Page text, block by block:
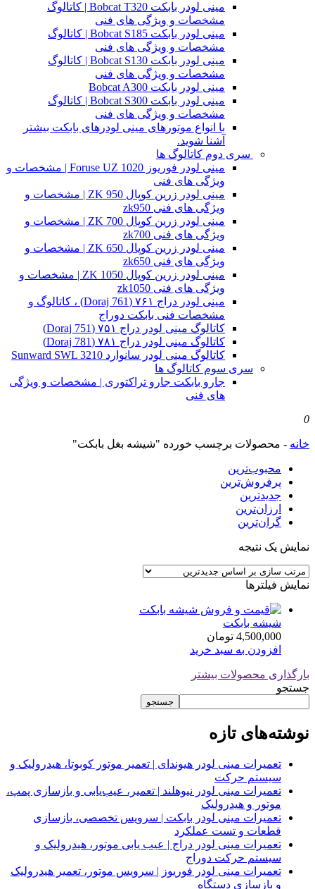
مینی لودر بابکت Bobcat T320 | کاتالوگ
مشخصات و ویژگی های فنی
مینی لودر بابکت Bobcat S185 | کاتالوگ
مشخصات و ویژگی های فنی
مینی لودر بابکت Bobcat S130 | کاتالوگ
مشخصات و ویژگی های فنی
مینی لودر بابکت Bobcat A300
مینی لودر بابکت Bobcat S300 | کاتالوگ
مشخصات و ویژگی های فنی
با انواع موتورهای مینی لودرهای بابکت بیشتر
آشنا شوید.
سری دوم کاتالوگ ها
مینی لودر فوریوز Foruse UZ 1020 | مشخصات و
ویژگی های فنی
مینی لودر زرین کوپال ZK 950 | مشخصات و
ویژگی های فنی zk950
مینی لودر زرین کوپال ZK 700 | مشخصات و
ویژگی های فنی zk700
مینی لودر زرین کوپال ZK 650 | مشخصات و
ویژگی های فنی zk650
مینی لودر زرین کوپال ZK 1050 | مشخصات و
ویژگی های فنی zk1050
مینی لودر دراج ۷۶۱ (Doraj 761) ، کاتالوگ و
مشخصات فنی بابکت دوراج
کاتالوگ مینی لودر دراج ۷۵۱ (Doraj 751)
کاتالوگ مینی لودر دراج ۷۸۱ (Doraj 781)
کاتالوگ مینی لودر سانوارد Sunward SWL 3210
سری سوم کاتالوگ ها
جارو بابکت جارو تراکتوری | مشخصات و ویژگی
های فنی
0
خانه - محصولات برچسب خورده "شیشه بغل بابکت"
محبوب‌ترین
پرفروش‌ترین
جدیدترین
ارزان‌ترین
گران‌ترین
نمایش یک نتیجه
نمایش فیلترها
شیشه بابکت
4,500,000 تومان
افزودن به سبد خرید
بارگذاری محصولات بیشتر
جستجو
جستجو
نوشته‌های تازه
تعمیرات مینی لودر هیوندای | تعمیر موتور کوبوتا، هیدرولیک و
سیستم حرکت
تعمیرات مینی لودر نیوهلند | تعمیر، عیب‌یابی و بازسازی پمپ،
موتور و هیدرولیک
تعمیرات مینی لودر بابکت | سرویس تخصصی، بازسازی
قطعات و تست عملکرد
تعمیرات مینی لودر دراج | عیب یابی موتور، هیدرولیک و
سیستم حرکت دوراج
تعمیرات مینی لودر فوریوز | سرویس موتور، تعمیر هیدرولیک
و بازسازی دستگاه